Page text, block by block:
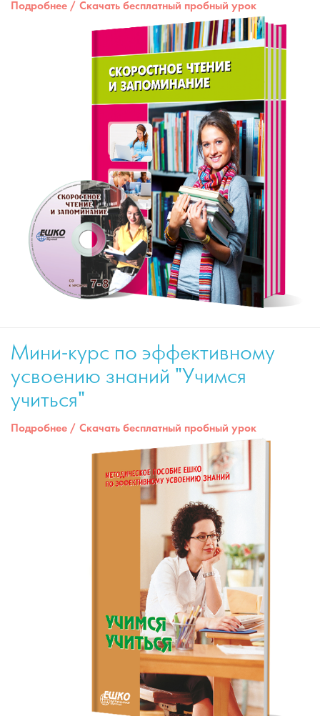
Подробнее / Скачать бесплатный пробный урок
Мини-курс по эффективному
усвоению знаний "Учимся
учиться"
Подробнее / Скачать бесплатный пробный урок